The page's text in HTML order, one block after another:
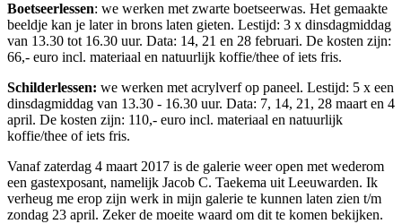
Boetseerlessen: we werken met zwarte boetseerwas. Het gemaakte
beeldje kan je later in brons laten gieten. Lestijd: 3 x dinsdagmiddag
van 13.30 tot 16.30 uur. Data: 14, 21 en 28 februari. De kosten zijn:
66,- euro incl. materiaal en natuurlijk koffie/thee of iets fris.
Schilderlessen: we werken met acrylverf op paneel. Lestijd: 5 x een
dinsdagmiddag van 13.30 - 16.30 uur. Data: 7, 14, 21, 28 maart en 4
april. De kosten zijn: 110,- euro incl. materiaal en natuurlijk
koffie/thee of iets fris.
Vanaf zaterdag 4 maart 2017 is de galerie weer open met wederom
een gastexposant, namelijk Jacob C. Taekema uit Leeuwarden. Ik
verheug me erop zijn werk in mijn galerie te kunnen laten zien t/m
zondag 23 april. Zeker de moeite waard om dit te komen bekijken.